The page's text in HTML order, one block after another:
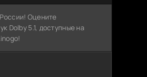
Оцените
Dolby 5.1, доступные на